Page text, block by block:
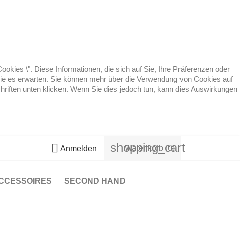
\". Diese Informationen, die sich auf Sie, Ihre Präferenzen oder
es erwarten. Sie können mehr über die Verwendung von Cookies auf
unten klicken. Wenn Sie dies jedoch tun, kann dies Auswirkungen
 Anmelden shopping_cart
Warenkorb (0)
SECOND HAND